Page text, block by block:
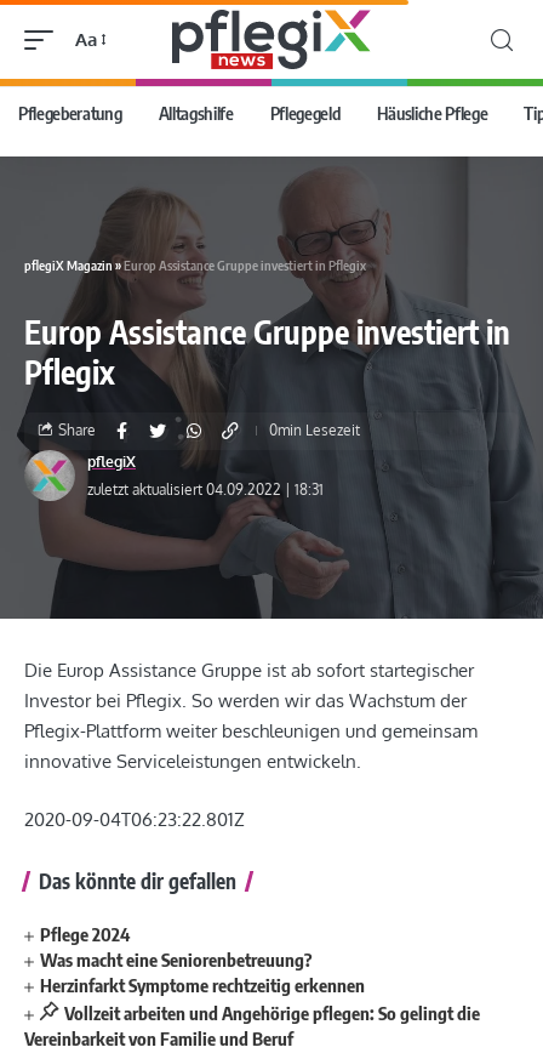
Aa
Pflegeberatung Alltagshilfe Pflegegeld Häusliche Pflege
pflegiX Magazin»Europ Assistance Gruppe investiert in Pflegix
Europ Assistance Gruppe investiert in
Pflegix
zuletzt aktualisiert 04.09.2022 | 18:31
pflegiX
Share 0min Lesezeit
Die Europ Assistance Gruppe ist ab sofort startegischer
Investor bei Pflegix. So werden wir das Wachstum der
Pflegix-Plattform weiter beschleunigen und gemeinsam
innovative Serviceleistungen entwickeln.
2020-09-04T06:23:22.801Z
Das könnte dir gefallen
Pflege 2024
Was macht eine Seniorenbetreuung?
Herzinfarkt Symptome rechtzeitig erkennen
Vollzeit arbeiten und Angehörige pflegen: So gelingt die
Vereinbarkeit von Familie und Beruf